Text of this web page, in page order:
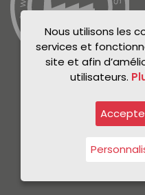
Politique de
Nous utilisons les
services et
site et afin
utilisateurs.